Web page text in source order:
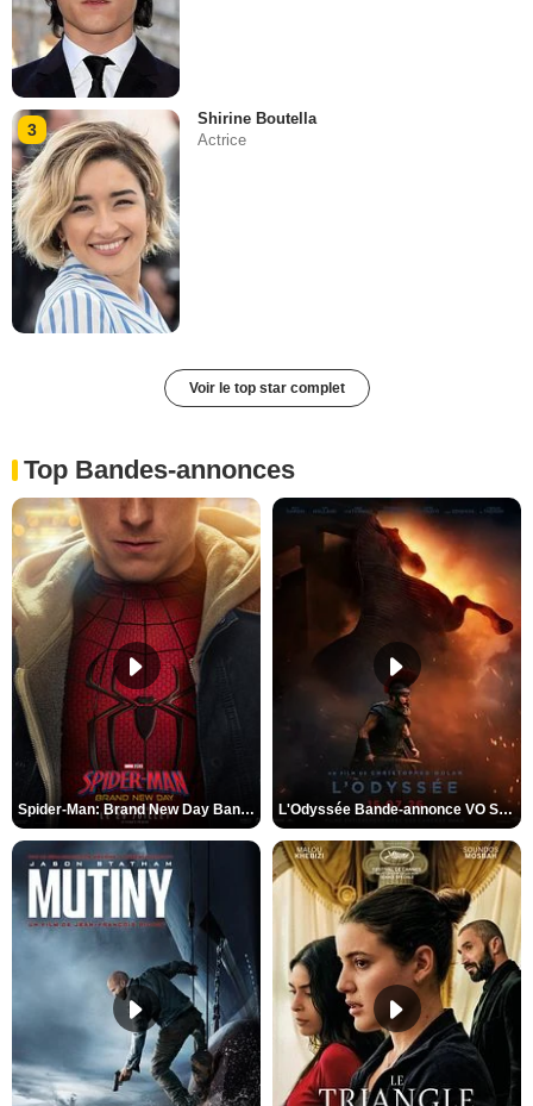
3
Shirine Boutella
Actrice
Voir le top star complet
Top Bandes-annonces
Spider-Man: Brand New Day Bande-annonce VO STFR L'Odyssée Bande-annonce VO STFR